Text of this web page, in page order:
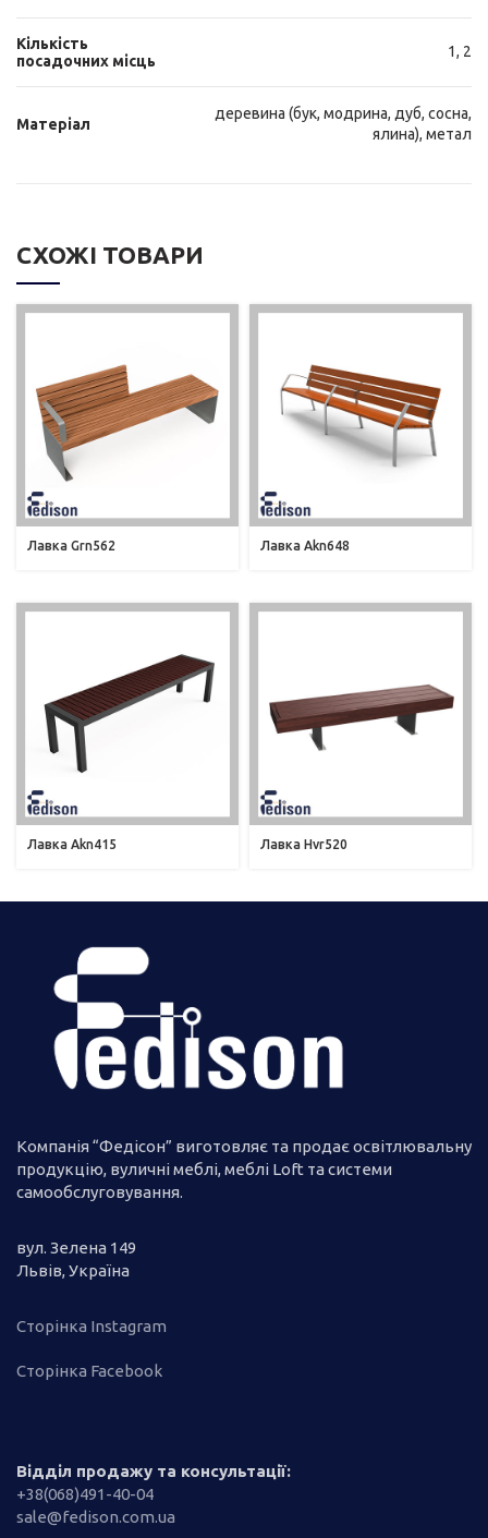
Кількість
посадочних місць
1, 2
Матеріал
деревина (бук, модрина, дуб, сосна,
ялина), метал
СХОЖІ ТОВАРИ
Лавка Grn562 Лавка Akn648
Лавка Akn415 Лавка Hvr520
Компанія “Федісон” виготовляє та продає освітлювальну
продукцію, вуличні меблі, меблі Loft та системи
самообслуговування.
вул. Зелена 149
Львів, Україна
Сторінка Instagram
Сторінка Facebook
Відділ продажу та консультації:
+38(068)491-40-04
sale@fedison.com.ua